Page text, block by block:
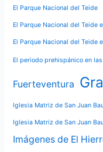
El Parque Nacional del Teide
El Parque Nacional del Teide
El Parque Nacional del Teide
El periodo prehispánico en
Fuerteventura
Iglesia Matriz de San Juan
Iglesia Matriz de San Juan
Imágenes de El